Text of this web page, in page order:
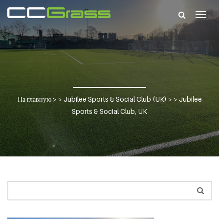
На главную> > Jubilee Sports & Social Club (UK) > > Jubilee
Sports & Social Club, UK